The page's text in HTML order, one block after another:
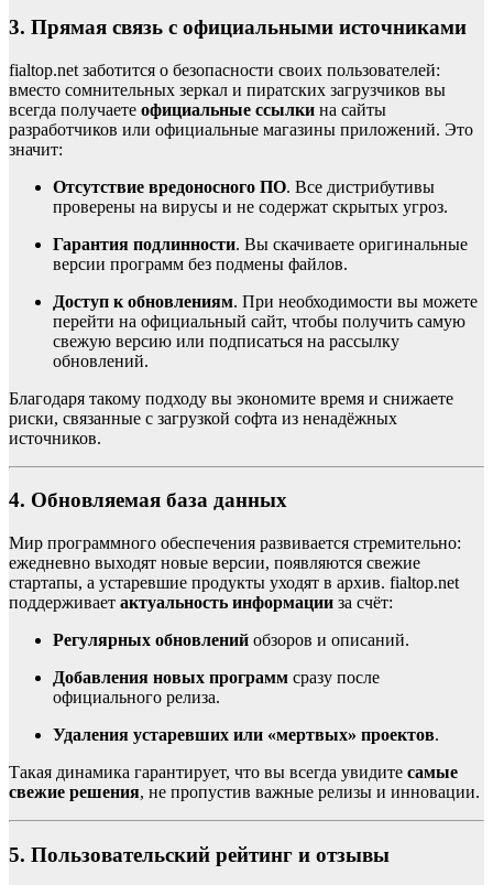
3. Прямая связь с официальными источниками
fialtop.net заботится о безопасности своих пользователей:
вместо сомнительных зеркал и пиратских загрузчиков вы
всегда получаете официальные ссылки на сайты
разработчиков или официальные магазины приложений. Это
значит:
Отсутствие вредоносного ПО. Все дистрибутивы
проверены на вирусы и не содержат скрытых угроз.
Гарантия подлинности. Вы скачиваете оригинальные
версии программ без подмены файлов.
Доступ к обновлениям. При необходимости вы можете
перейти на официальный сайт, чтобы получить самую
свежую версию или подписаться на рассылку
обновлений.
Благодаря такому подходу вы экономите время и снижаете
риски, связанные с загрузкой софта из ненадёжных
источников.
4. Обновляемая база данных
Мир программного обеспечения развивается стремительно:
ежедневно выходят новые версии, появляются свежие
стартапы, а устаревшие продукты уходят в архив. fialtop.net
поддерживает актуальность информации за счёт:
Регулярных обновлений обзоров и описаний.
Добавления новых программ сразу после
официального релиза.
Удаления устаревших или «мертвых» проектов.
Такая динамика гарантирует, что вы всегда увидите самые
свежие решения, не пропустив важные релизы и инновации.
5. Пользовательский рейтинг и отзывы